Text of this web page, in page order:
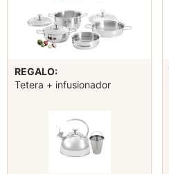
REGALO:
Tetera + infusionador